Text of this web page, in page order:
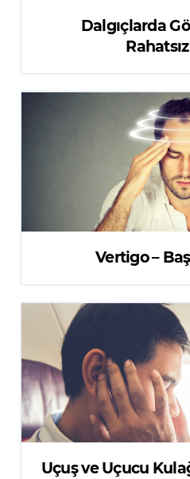
Dalgıçlarda
Vertigo –
Uçuş ve Uçucu